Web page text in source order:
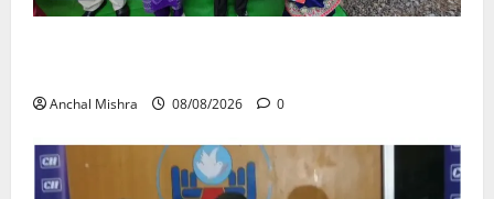
Anchal Mishra 08/08/2026 0